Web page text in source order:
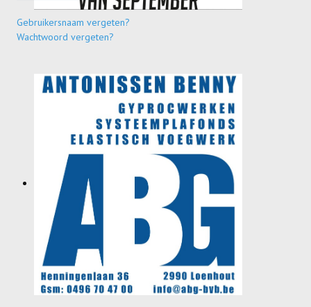
Gebruikersnaam vergeten?
Wachtwoord vergeten?